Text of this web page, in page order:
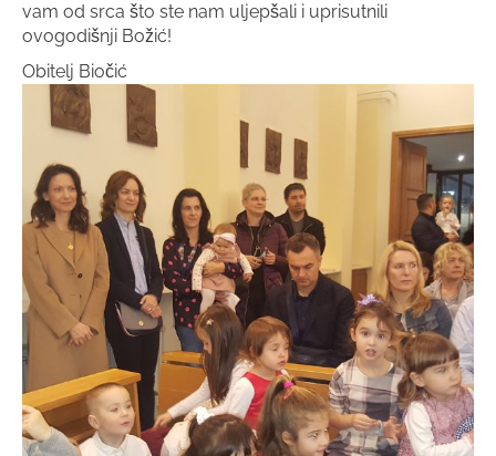
vam od srca što ste nam uljepšali i uprisutnili
ovogodišnji Božić!
Obitelj Biočić